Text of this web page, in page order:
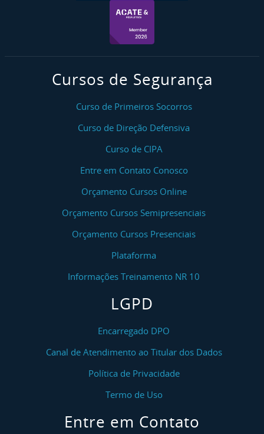
Cursos de Segurança
Curso de Primeiros Socorros
Curso de Direção Defensiva
Curso de CIPA
Entre em Contato Conosco
Orçamento Cursos Online
Orçamento Cursos Semipresenciais
Orçamento Cursos Presenciais
Plataforma
Informações Treinamento NR 10
LGPD
Encarregado DPO
Canal de Atendimento ao Titular dos Dados
Política de Privacidade
Termo de Uso
Entre em Contato